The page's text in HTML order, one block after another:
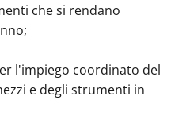
che si rendano
l'impiego coordinato del
e degli strumenti in